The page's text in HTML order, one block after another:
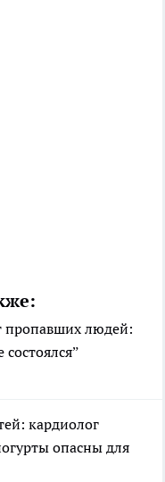
пропавших людей:
кардиолог
опасны для